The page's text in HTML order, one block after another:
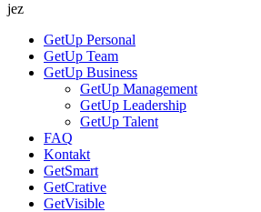
jez
GetUp Personal
GetUp Team
GetUp Business
GetUp Management
GetUp Leadership
GetUp Talent
FAQ
Kontakt
GetSmart
GetCrative
GetVisible